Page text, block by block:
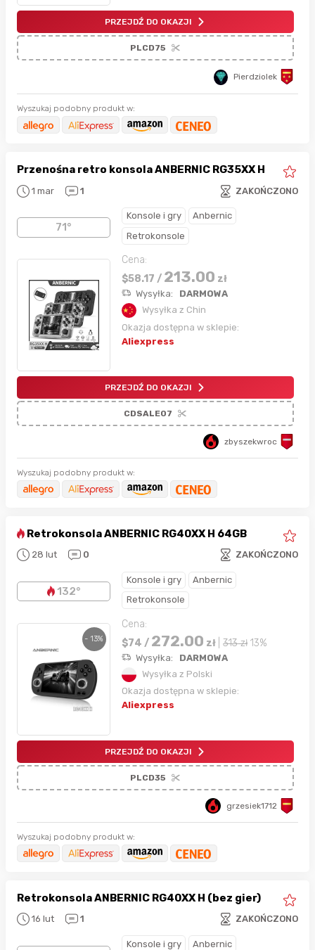
PRZEJDŹ DO OKAZJI
PLCD75
Pierdziolek
Wyszukaj podobny produkt w:
Przenośna retro konsola ANBERNIC RG35XX H
1 mar 1 ZAKOŃCZONO
71°
Konsole i gry
Anbernic
Retrokonsole
Cena:
$58.17 / 213.00 zł
Wysyłka:
DARMOWA
Wysyłka z Chin
Okazja dostępna w sklepie:
Aliexpress
PRZEJDŹ DO OKAZJI
CDSALE07
zbyszekwroc
Wyszukaj podobny produkt w:
Retrokonsola ANBERNIC RG40XX H 64GB
28 lut 0 ZAKOŃCZONO
132°
Konsole i gry
Anbernic
Retrokonsole
- 13%
Cena:
$74 / 272.00 zł 313zł 13%
Wysyłka:
DARMOWA
Wysyłka z Polski
Okazja dostępna w sklepie:
Aliexpress
PRZEJDŹ DO OKAZJI
PLCD35
grzesiek1712
Wyszukaj podobny produkt w:
Retrokonsola ANBERNIC RG40XX H (bez gier)
16 lut 1 ZAKOŃCZONO
Konsole i gry Anbernic